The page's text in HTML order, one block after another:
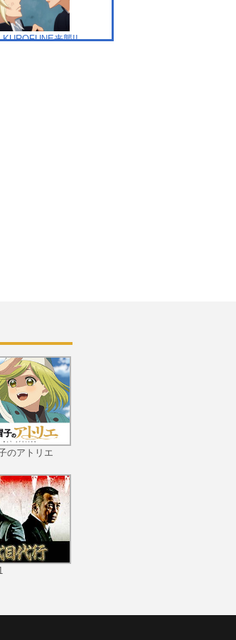
KUROFUNE来襲!!
かかげたい想い!!!!!
アイドルへの扉!!!!!
のアトリエ